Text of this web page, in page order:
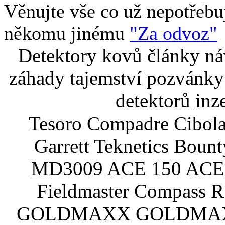
Věnujte vše co už
někomu jinému "Za odvoz"
Detektory kovů články
záhady tajemství
detektorů
Tesoro Compadre
Garrett Teknetics
MD3009 ACE 150
Fieldmaster Compass
GOLDMAXX